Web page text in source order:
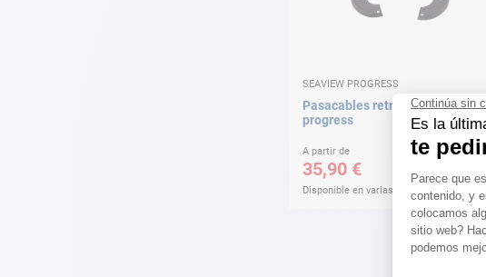
SEAVIEW PROGRESS
Pasacables retrofit Seaview
progress
A partir de
35,90 €
Disponible en varias versiones